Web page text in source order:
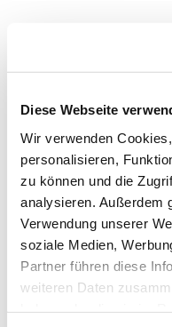
Diese Webseite
Wir verwenden
personalisieren,
zu können und die
analysieren. Außerdem
Verwendung unserer
soziale Medien,
Partner führen diese
weiteren Daten
Functions:
Mitarbeiter
Management
Tasks:
Einrichtung
des
Diensten |